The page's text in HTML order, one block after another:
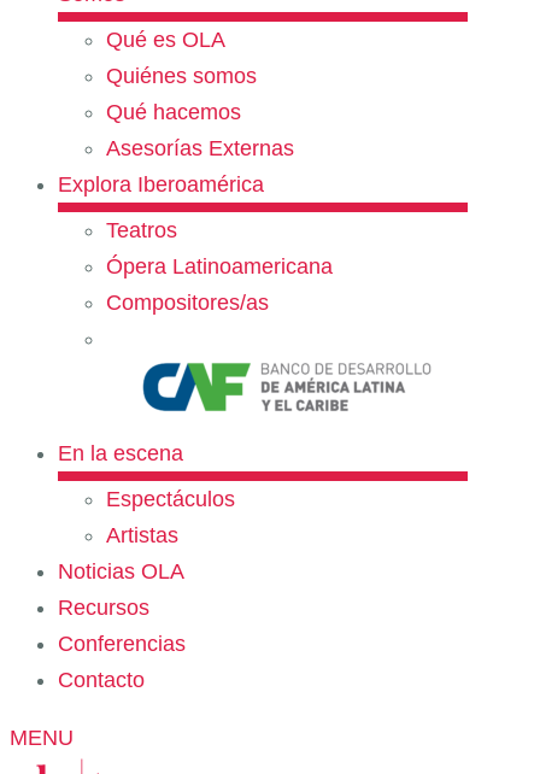
Qué es OLA
Quiénes somos
Qué hacemos
Asesorías Externas
Explora Iberoamérica
Teatros
Ópera Latinoamericana
Compositores/as
En la escena
Espectáculos
Artistas
Noticias OLA
Recursos
Conferencias
Contacto
MENU